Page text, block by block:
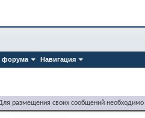
форума Навигация
размещения своих сообщений необходимо